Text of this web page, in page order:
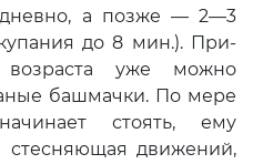
а позже — 2—3
до 8 мин.). При­
уже можно
башмачки. По мере
стоять, ему
сте­сняющая движений,